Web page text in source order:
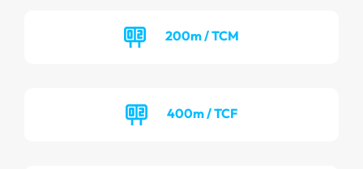
200m / TCM
400m / TCF